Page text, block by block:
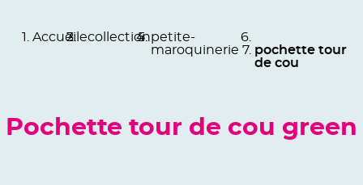
Accueil ecollectionpetite-
maroquinerie
pochette tour
de cou
Pochette tour de cou green